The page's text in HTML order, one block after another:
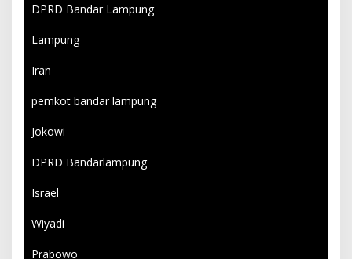
DPRD Bandar Lampung
Lampung
Iran
pemkot bandar lampung
Jokowi
DPRD Bandarlampung
Israel
Wiyadi
Prabowo